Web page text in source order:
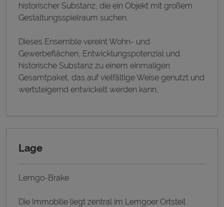
historischer Substanz, die ein Objekt mit großem
Gestaltungsspielraum suchen.
Dieses Ensemble vereint Wohn- und
Gewerbeflächen, Entwicklungspotenzial und
historische Substanz zu einem einmaligen
Gesamtpaket, das auf vielfältige Weise genutzt und
wertsteigernd entwickelt werden kann.
Lage
Lemgo-Brake
Die Immobilie liegt zentral im Lemgoer Ortsteil